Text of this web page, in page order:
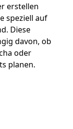
erstellen
speziell auf
Diese
davon, ob
oder
planen.